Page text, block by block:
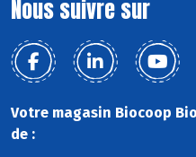
Nous suivre sur
Votre magasin Biocoop
de :